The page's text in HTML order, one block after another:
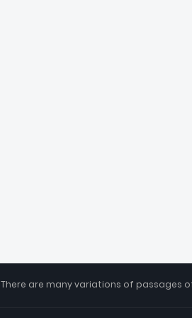
There are many variations of passages